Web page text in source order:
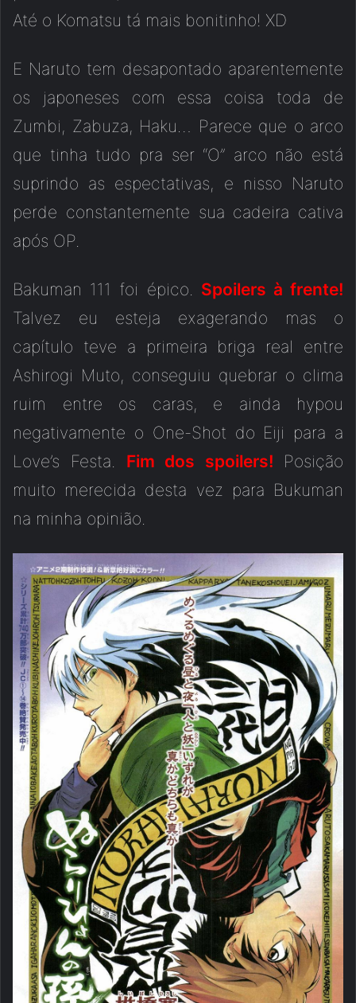
Até o Komatsu tá mais bonitinho! XD
E Naruto tem desapontado aparentemente
os japoneses com essa coisa toda de
Zumbi, Zabuza, Haku… Parece que o arco
que tinha tudo pra ser “O” arco não está
suprindo as espectativas, e nisso Naruto
perde constantemente sua cadeira cativa
após OP.
Bakuman 111 foi épico. Spoilers à frente!
Talvez eu esteja exagerando mas o
capítulo teve a primeira briga real entre
Ashirogi Muto, conseguiu quebrar o clima
ruim entre os caras, e ainda hypou
negativamente o One-Shot do Eiji para a
Love’s Festa. Fim dos spoilers! Posição
muito merecida desta vez para Bukuman
na minha opinião.